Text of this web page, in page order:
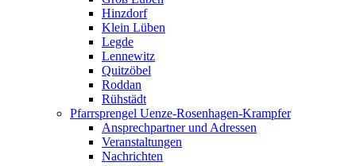
Hinzdorf
Klein Lüben
Legde
Lennewitz
Quitzöbel
Roddan
Rühstädt
Pfarrsprengel Uenze-Rosenhagen-Krampfer
Ansprechpartner und Adressen
Veranstaltungen
Nachrichten